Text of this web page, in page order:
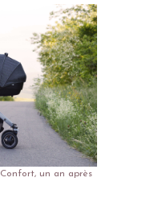
un an après